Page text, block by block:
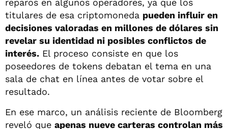
titulares de esa criptomoneda pueden influir en
decisiones valoradas en millones de dólares sin
revelar su identidad ni posibles conflictos de
interés. El proceso consiste en que los
poseedores de tokens debatan el tema en una
sala de chat en línea antes de votar sobre el
resultado.
En ese marco, un análisis reciente de Bloomberg
reveló que apenas nueve carteras controlan más